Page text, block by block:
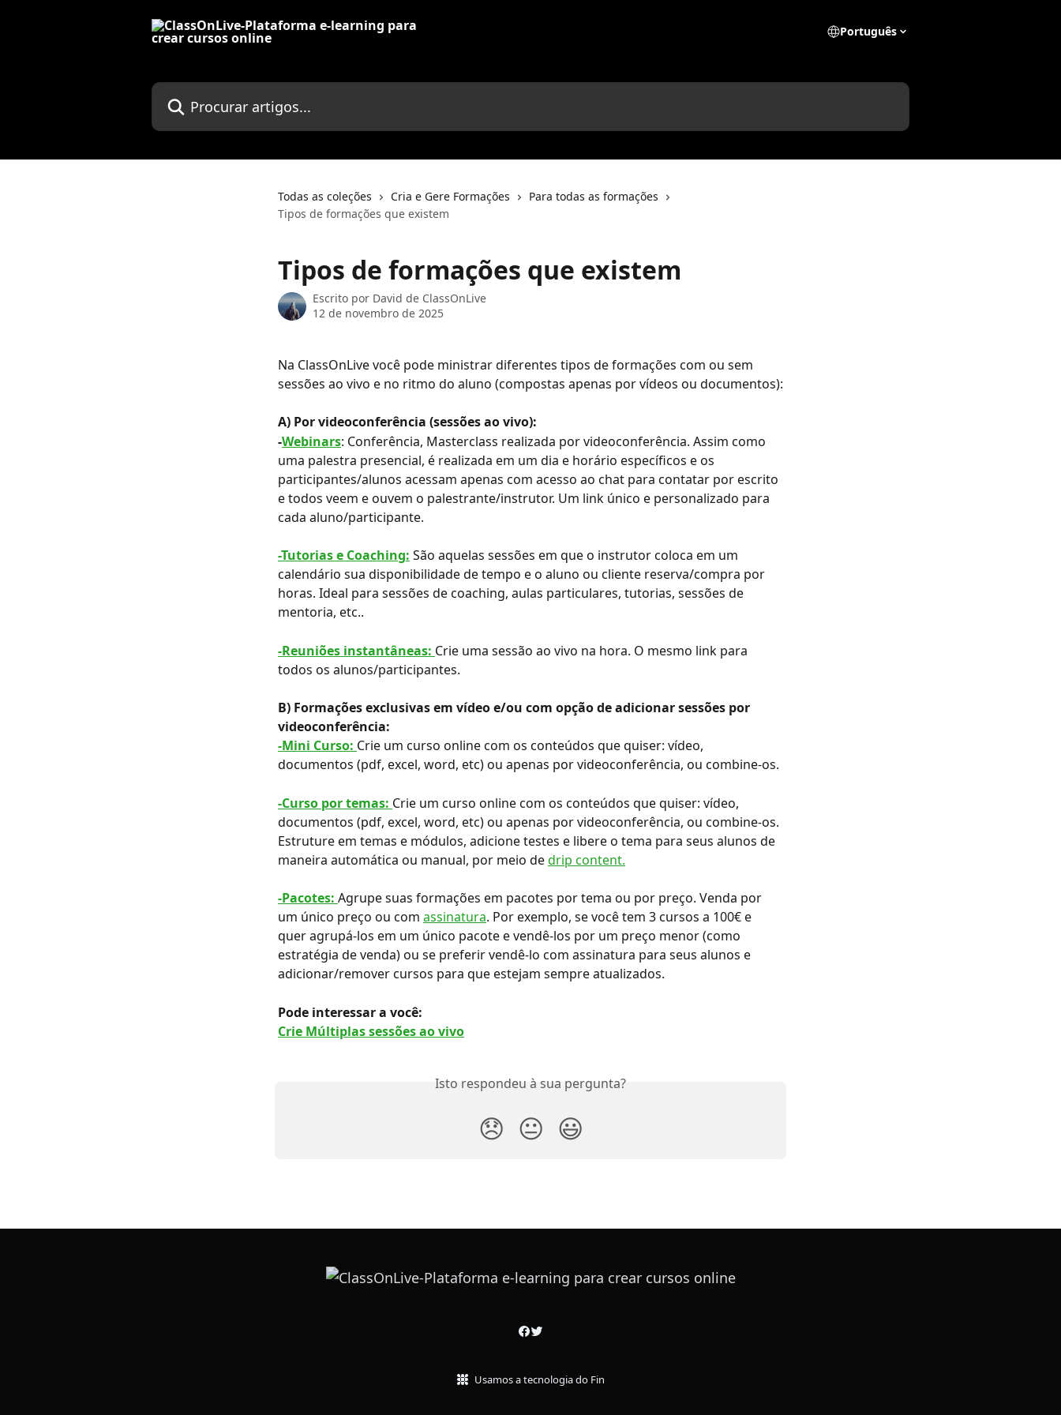
Português
Procurar artigos...
Todas as coleções Cria e Gere Formações
Para todas as formações
Tipos de formações que existem
Tipos de formações que existem
Escrito por David de ClassOnLive
12 de novembro de 2025
Na ClassOnLive você pode ministrar diferentes tipos de formações com ou sem
sessões ao vivo e no ritmo do aluno (compostas apenas por vídeos ou documentos):
A) Por videoconferência (sessões ao vivo):
-Webinars: Conferência, Masterclass realizada por videoconferência. Assim como
uma palestra presencial, é realizada em um dia e horário específicos e os
participantes/alunos acessam apenas com acesso ao chat para contatar por escrito
e todos veem e ouvem o palestrante/instrutor. Um link único e personalizado para
cada aluno/participante.
-Tutorias e Coaching: São aquelas sessões em que o instrutor coloca em um
calendário sua disponibilidade de tempo e o aluno ou cliente reserva/compra por
horas. Ideal para sessões de coaching, aulas particulares, tutorias, sessões de
mentoria, etc..
-Reuniões instantâneas: Crie uma sessão ao vivo na hora. O mesmo link para
todos os alunos/participantes.
B) Formações exclusivas em vídeo e/ou com opção de adicionar sessões por
videoconferência:
-Mini Curso: Crie um curso online com os conteúdos que quiser: vídeo,
documentos (pdf, excel, word, etc) ou apenas por videoconferência, ou combine-os.
-Curso por temas: Crie um curso online com os conteúdos que quiser: vídeo,
documentos (pdf, excel, word, etc) ou apenas por videoconferência, ou combine-os.
Estruture em temas e módulos, adicione testes e libere o tema para seus alunos de
maneira automática ou manual, por meio de drip content.
-Pacotes: Agrupe suas formações em pacotes por tema ou por preço. Venda por
um único preço ou com assinatura. Por exemplo, se você tem 3 cursos a 100€ e
quer agrupá-los em um único pacote e vendê-los por um preço menor (como
estratégia de venda) ou se preferir vendê-lo com assinatura para seus alunos e
adicionar/remover cursos para que estejam sempre atualizados.
Pode interessar a você:
Crie Múltiplas sessões ao vivo
Isto respondeu à sua pergunta?
😞 😐 😃
Usamos a tecnologia do Fin